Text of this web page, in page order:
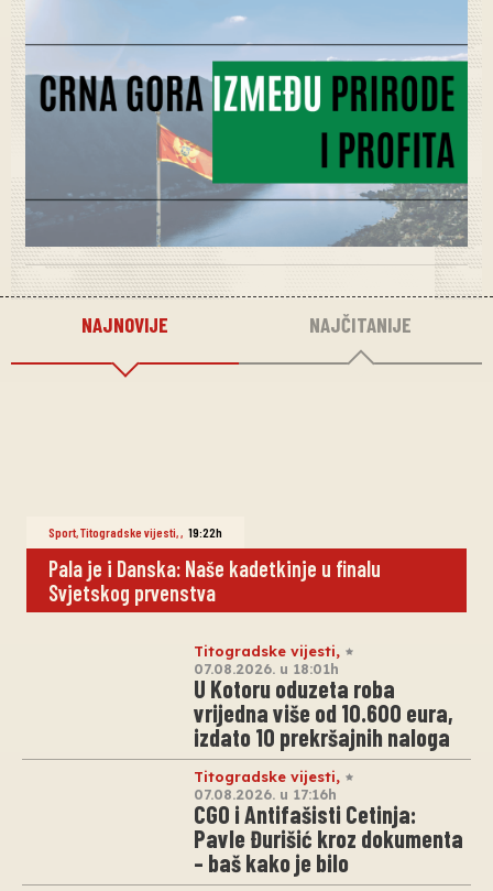
NAJNOVIJE NAJČITANIJE
Sport,Titogradske vijesti,, 19:22h
Pala je i Danska: Naše kadetkinje u finalu
Svjetskog prvenstva
Titogradske vijesti,
07.08.2026. u 18:01h
U Kotoru oduzeta roba
vrijedna više od 10.600 eura,
izdato 10 prekršajnih naloga
Titogradske vijesti,
07.08.2026. u 17:16h
CGO i Antifašisti Cetinja:
Pavle Đurišić kroz dokumenta
– baš kako je bilo